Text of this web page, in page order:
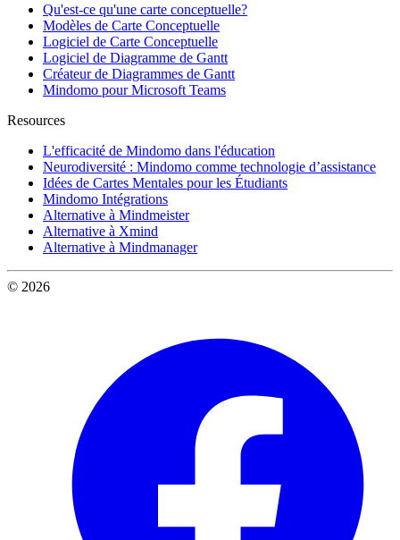
Qu'est-ce qu'une carte conceptuelle?
Modèles de Carte Conceptuelle
Logiciel de Carte Conceptuelle
Logiciel de Diagramme de Gantt
Créateur de Diagrammes de Gantt
Mindomo pour Microsoft Teams
Resources
L'efficacité de Mindomo dans l'éducation
Neurodiversité : Mindomo comme technologie d’assistance
Idées de Cartes Mentales pour les Étudiants
Mindomo Intégrations
Alternative à Mindmeister
Alternative à Xmind
Alternative à Mindmanager
© 2026